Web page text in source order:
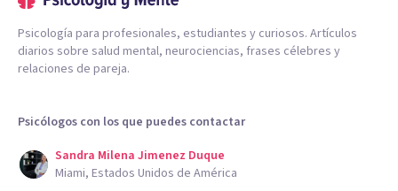
Psicología para profesionales, estudiantes y curiosos. Artículos
diarios sobre salud mental, neurociencias, frases célebres y
relaciones de pareja.
Psicólogos con los que puedes contactar
Sandra Milena Jimenez Duque
Miami, Estados Unidos de América